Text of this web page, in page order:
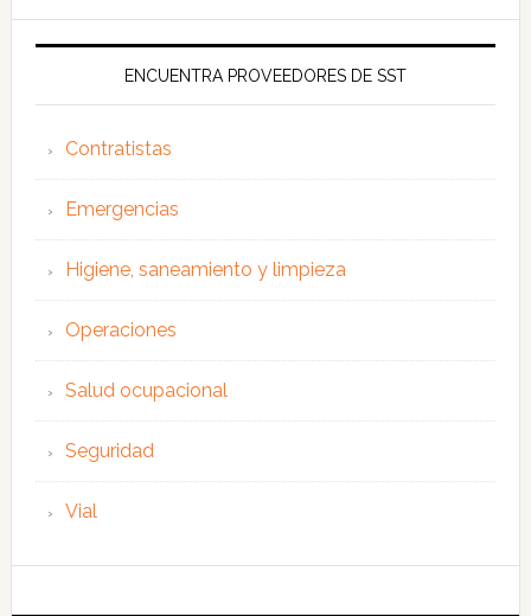
ENCUENTRA PROVEEDORES DE SST
Contratistas
Emergencias
Higiene, saneamiento y limpieza
Operaciones
Salud ocupacional
Seguridad
Vial